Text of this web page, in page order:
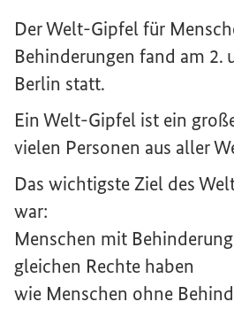
Der Welt-Gipfel für
Behinderungen fand am 2.
Berlin statt.
Ein Welt-Gipfel ist ein
vielen Personen aus aller
Das wichtigste Ziel des
war:
Menschen mit
gleichen Rechte haben
wie Menschen ohne